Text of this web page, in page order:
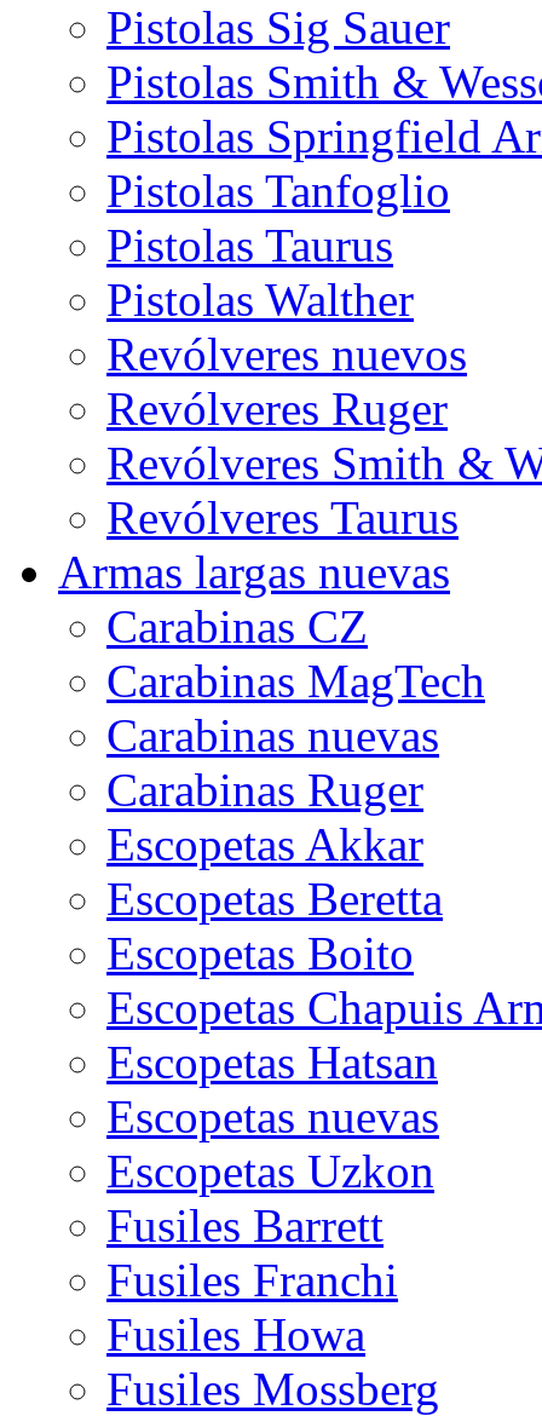
Pistolas Sig Sauer
Pistolas Smith &
Pistolas Springfield
Pistolas Tanfoglio
Pistolas Taurus
Pistolas Walther
Revólveres nuevos
Revólveres Ruger
Revólveres Smith &
Revólveres Taurus
Armas largas nuevas
Carabinas CZ
Carabinas MagTech
Carabinas nuevas
Carabinas Ruger
Escopetas Akkar
Escopetas Beretta
Escopetas Boito
Escopetas Chapuis
Escopetas Hatsan
Escopetas nuevas
Escopetas Uzkon
Fusiles Barrett
Fusiles Franchi
Fusiles Howa
Fusiles Mossberg